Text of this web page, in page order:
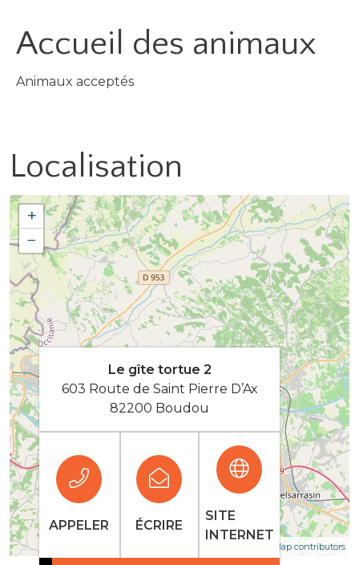
Accueil des animaux
Animaux acceptés
Localisation
+
−
OpenStreetMap contributors
Le gîte tortue 2
603 Route de Saint Pierre D’Ax
82200 Boudou
APPELER ÉCRIRE
SITE
INTERNET